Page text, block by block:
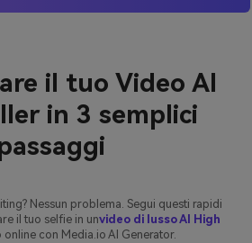
il tuo Video AI
in 3 semplici
Nessun problema. Segui questi rapidi
il tuo selfie in unvideo di lusso AI High
con Media.io AI Generator.